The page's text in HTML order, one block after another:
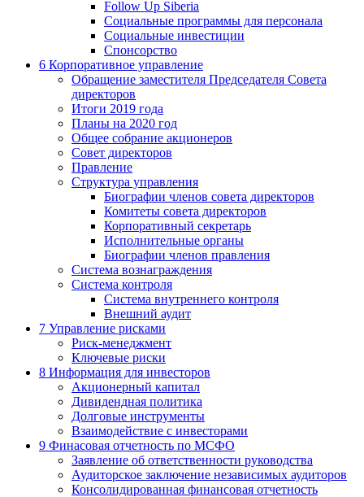
Follow Up Siberia
Социальные программы для персонала
Социальные инвестиции
Спонсорство
6 Корпоративное управление
Обращение заместителя Председателя Совета
директоров
Итоги 2019 года
Планы на 2020 год
Общее собрание акционеров
Совет директоров
Правление
Структура управления
Биографии членов совета директоров
Комитеты совета директоров
Корпоративный секретарь
Исполнительные органы
Биографии членов правления
Система вознаграждения
Система контроля
Система внутреннего контроля
Внешний аудит
7 Управление рисками
Риск-менеджмент
Ключевые риски
8 Информация для инвесторов
Акционерный капитал
Дивидендная политика
Долговые инструменты
Взаимодействие с инвеcторами
9 Финасовая отчетность по МСФО
Заявление об ответственности руководства
Аудиторское заключение независимых аудиторов
Консолидированная финансовая отчетность